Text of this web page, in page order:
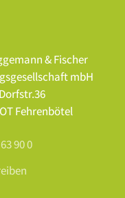
& Fischer
mbH
Fehrenbötel
90 0